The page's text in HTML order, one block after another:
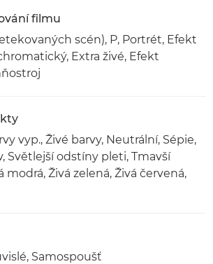
filmu
scén), P, Portrét, Efekt
Extra živé, Efekt
vyp., Živé barvy, Neutrální, Sépie,
Světlejší odstíny pleti, Tmavší
Živá zelená, Živá červená,
Samospoušť